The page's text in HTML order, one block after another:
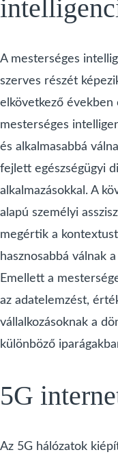
A mesterséges
szerves részét
elkövetkező években
mesterséges
és alkalmasabbá
fejlett egészségügyi
alkalmazásokkal. A
alapú személyi
megértik a
hasznosabbá válnak
Emellett a
az adatelemzést,
vállalkozásoknak a
különböző
5G
Az 5G hálózatok